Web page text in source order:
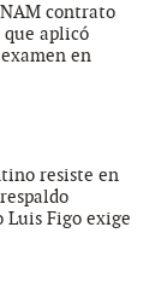
contrato
que aplicó
en
resiste en
Luis Figo exige